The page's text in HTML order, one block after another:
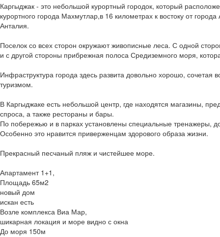
Каргыджак - это небольшой курортный городок, который
курортного города Махмутлар,в 16 километрах к востоку от
Анталия.
Поселок со всех сторон окружают живописные леса. С одной
и с другой стороны прибрежная полоса Средиземного моря,
Инфраструктура города здесь развита довольно хорошо, сочетая
туризмом.
В Каргыджаке есть небольшой центр, где находятся магазины,
спроса, а также рестораны и бары.
По побережью и в парках установлены специальные тренажеры,
Особенно это нравится приверженцам здорового образа жизни.
Прекрасный песчаный пляж и чистейшее море.
Апартамент 1+1,
Площадь 65м2
новый дом
искан есть
Возле комплекса Виа Мар,
шикарная локация и море видно с окна
До моря 150м